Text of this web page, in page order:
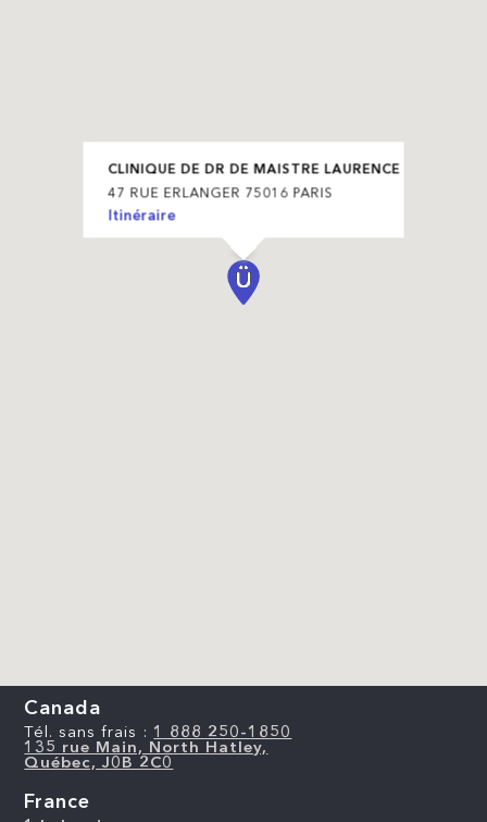
CLINIQUE DE DR DE MAISTRE LAURENCE
47 RUE ERLANGER 75016 PARIS
Itinéraire
Canada
Tél. sans frais : 1 888 250-1850
135 rue Main, North Hatley,
Québec, J0B 2C0
France